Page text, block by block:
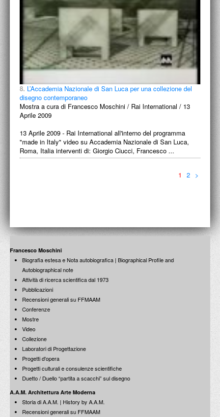
8. L’Accademia Nazionale di San Luca per una collezione del
disegno contemporaneo
Mostra a cura di Francesco Moschini / Rai International / 13
Aprile 2009
13 Aprile 2009 - Rai International all'interno del programma
"made in Italy" video su Accademia Nazionale di San Luca,
Roma, Italia interventi di: Giorgio Ciucci, Francesco ...
1 2 >
Francesco Moschini
Biografia estesa e Nota autobiografica | Biographical Profile and
Autobiographical note
Attività di ricerca scientifica dal 1973
Pubblicazioni
Recensioni generali su FFMAAM
Conferenze
Mostre
Video
Collezione
Laboratori di Progettazione
Progetti d'opera
Progetti culturali e consulenze scientifiche
Duetto / Duello “partita a scacchi” sul disegno
A.A.M. Architettura Arte Moderna
Storia di A.A.M. | History by A.A.M.
Recensioni generali su FFMAAM